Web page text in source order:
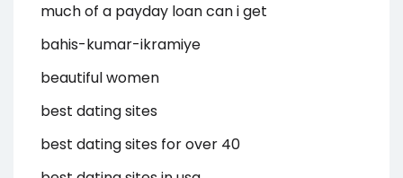
much of a payday loan can i get
bahis-kumar-ikramiye
beautiful women
best dating sites
best dating sites for over 40